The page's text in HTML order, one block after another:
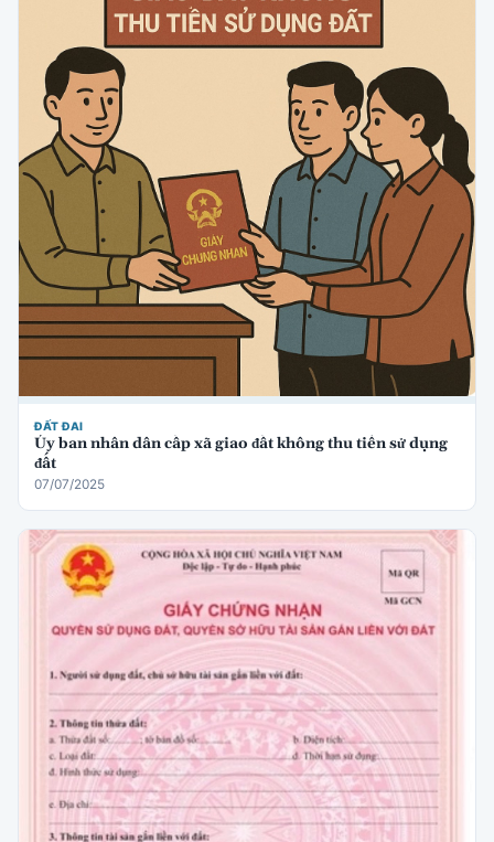
ĐẤT ĐAI
Ủy ban nhân dân cấp xã giao đất không thu tiền sử dụng
đất
07/07/2025